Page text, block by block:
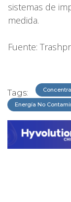
sistemas de
medida.
Fuente:
Tags:
Energía No